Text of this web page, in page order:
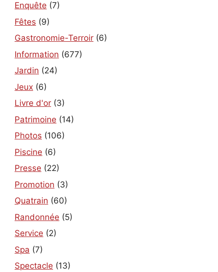
Enquête (7)
Fêtes (9)
Gastronomie-Terroir (6)
Information (677)
Jardin (24)
Jeux (6)
Livre d'or (3)
Patrimoine (14)
Photos (106)
Piscine (6)
Presse (22)
Promotion (3)
Quatrain (60)
Randonnée (5)
Service (2)
Spa (7)
Spectacle (13)